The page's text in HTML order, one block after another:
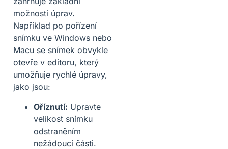
možnosti úprav.
Například po pořízení
snímku ve Windows nebo
Macu se snímek obvykle
otevře v editoru, který
umožňuje rychlé úpravy,
jako jsou:
Oříznutí: Upravte
velikost snímku
odstraněním
nežádoucí části.